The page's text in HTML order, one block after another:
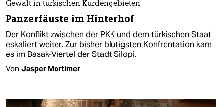
Gewalt in türkischen Kurdengebieten
Panzerfäuste im Hinterhof
Der Konflikt zwischen der PKK und dem türkischen Staat
eskaliert weiter. Zur bisher blutigsten Konfrontation kam
es im Basak-Viertel der Stadt Silopi.
Von Jasper Mortimer